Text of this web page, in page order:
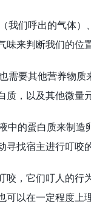
们呼出的气体）
来判断我们的位
要其他营养物质
，以及其他微量
的蛋白质来制造
找宿主进行叮咬
咬，它们叮人的行
以在一定程度上